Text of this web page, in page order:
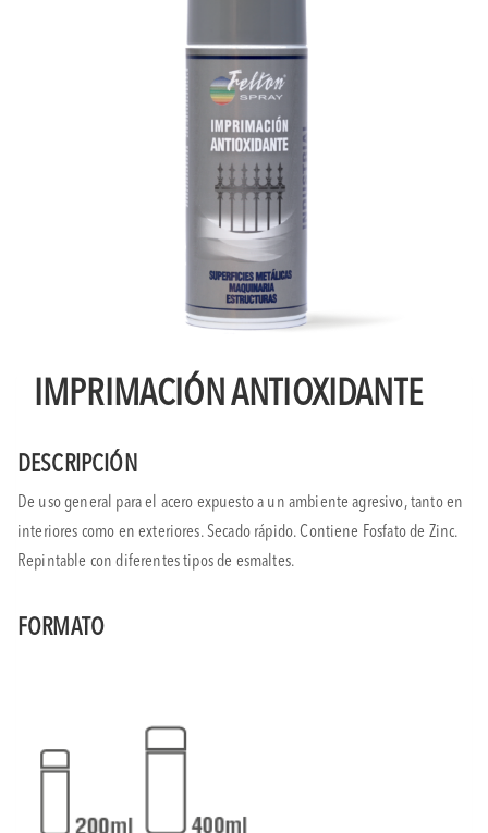
IMPRIMACIÓN ANTIOXIDANTE
DESCRIPCIÓN
De uso general para el acero expuesto a un ambiente agresivo, tanto en
interiores como en exteriores. Secado rápido. Contiene Fosfato de Zinc.
Repintable con diferentes tipos de esmaltes.
FORMATO